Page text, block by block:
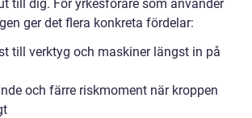
till dig. För yrkesförare som använder
ger det flera konkreta fördelar:
till verktyg och maskiner längst in på
och färre riskmoment när kroppen